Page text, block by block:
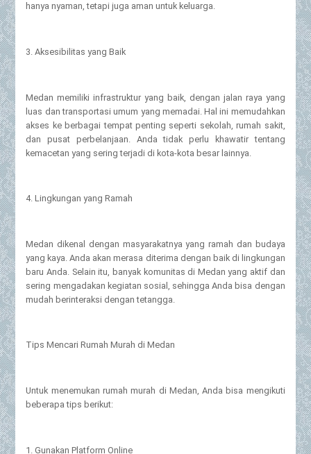
hanya nyaman, tetapi juga aman untuk keluarga.
3. Aksesibilitas yang Baik
Medan memiliki infrastruktur yang baik, dengan jalan raya yang
luas dan transportasi umum yang memadai. Hal ini memudahkan
akses ke berbagai tempat penting seperti sekolah, rumah sakit,
dan pusat perbelanjaan. Anda tidak perlu khawatir tentang
kemacetan yang sering terjadi di kota-kota besar lainnya.
4. Lingkungan yang Ramah
Medan dikenal dengan masyarakatnya yang ramah dan budaya
yang kaya. Anda akan merasa diterima dengan baik di lingkungan
baru Anda. Selain itu, banyak komunitas di Medan yang aktif dan
sering mengadakan kegiatan sosial, sehingga Anda bisa dengan
mudah berinteraksi dengan tetangga.
Tips Mencari Rumah Murah di Medan
Untuk menemukan rumah murah di Medan, Anda bisa mengikuti
beberapa tips berikut:
1. Gunakan Platform Online